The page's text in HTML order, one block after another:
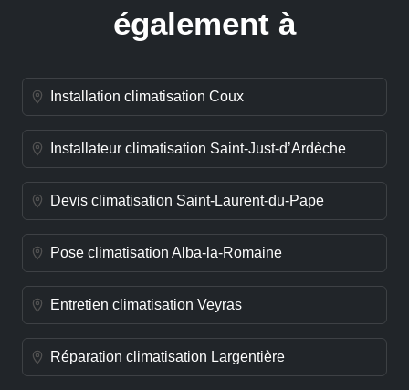
également à
Installation climatisation Coux
Installateur climatisation Saint-Just-d’Ardèche
Devis climatisation Saint-Laurent-du-Pape
Pose climatisation Alba-la-Romaine
Entretien climatisation Veyras
Réparation climatisation Largentière